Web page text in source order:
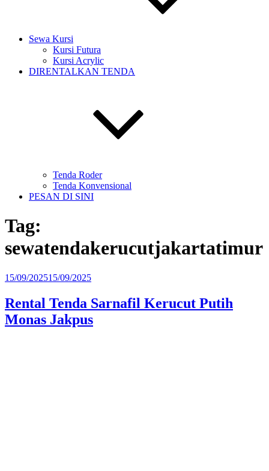
Sewa Kursi
Kursi Futura
Kursi Acrylic
DIRENTALKAN TENDA
Tenda Roder
Tenda Konvensional
PESAN DI SINI
Tag:
sewatendakerucutjakartatimur
Diposkan
15/09/202515/09/2025
Rental Tenda Sarnafil Kerucut Putih
Monas Jakpus